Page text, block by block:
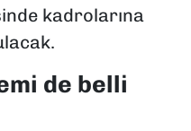
kadrolarına
de belli